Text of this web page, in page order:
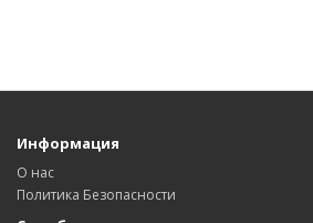
Информация
О нас
Политика Безопасности